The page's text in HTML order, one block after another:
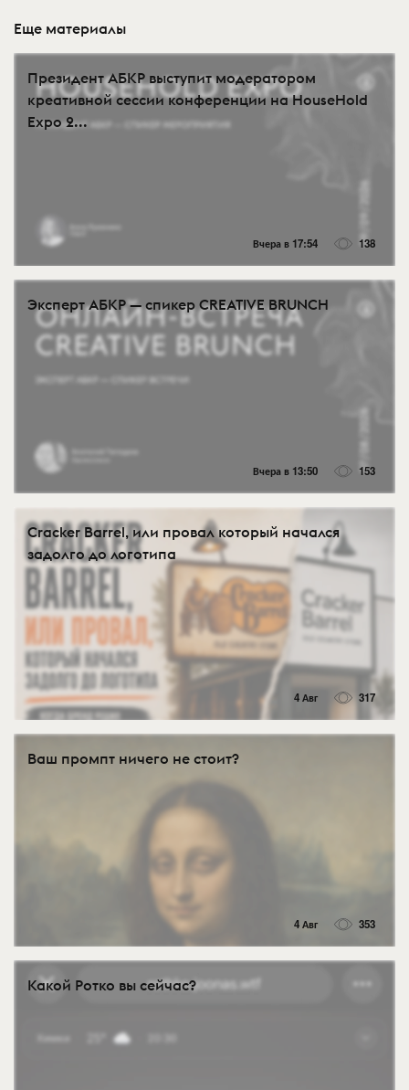
Еще материалы
Президент АБКР выступит модератором
креативной сессии конференции на HouseHold
Expo 2...
Вчера в 17:54 138
Эксперт АБКР — спикер CREATIVE BRUNCH
Вчера в 13:50 153
Cracker Barrel, или провал который начался
задолго до логотипа
4 Авг 317
Ваш промпт ничего не стоит?
4 Авг 353
Какой Ротко вы сейчас?